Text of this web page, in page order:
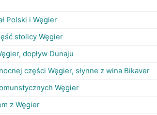
Polski i Węgier
stolicy Węgier
dopływ Dunaju
części Węgier, słynne z wina Bikaver
Węgier
z Węgier